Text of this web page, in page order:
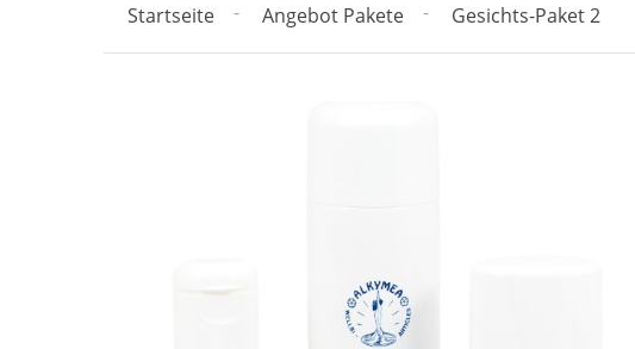
Startseite Angebot Pakete Gesichts-Paket 2